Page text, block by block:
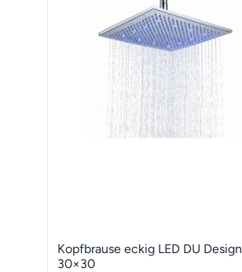
Kopfbrause eckig LED DU Design
30×30